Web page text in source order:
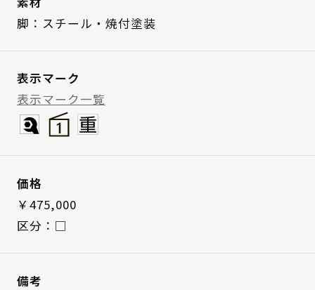
脚：スチール・焼付塗装
表示マーク
表示マーク一覧
価格
￥475,000
区分：□
備考